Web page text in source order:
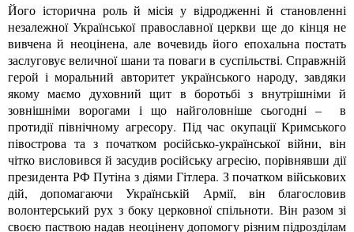
Його історична роль й місія у відродженні й становленні
незалежної Української православної церкви ще до кінця не
вивчена й неоцінена, але вочевидь його епохальна постать
заслуговує величної шани та поваги в суспільстві. Справжній
герой і моральний авторитет українського народу, завдяки
якому маємо духовний щит в боротьбі з внутрішніми й
зовнішніми ворогами і що найголовніше сьогодні – в
протидії північному агресору. Під час окупації Кримського
півострова та з початком російсько-української війни, він
чітко висловився й засудив російську агресію, порівнявши дії
президента РФ Путіна з діями Гітлера. З початком військових
дій, допомагаючи Українській Армії, він благословив
волонтерський рух з боку церковної спільноти. Він разом зі
своєю паствою надав неоцінену допомогу різним підрозділам